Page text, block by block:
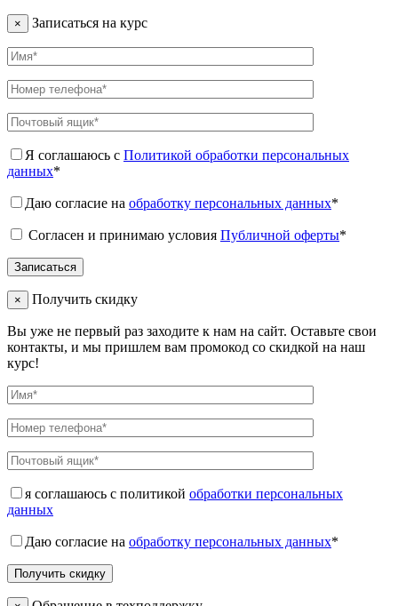
× Записаться на курс
Я соглашаюсь с Политикой обработки персональных
данных*
Даю согласие на обработку персональных данных*
Согласен и принимаю условия Публичной оферты*
× Получить скидку
Вы уже не первый раз заходите к нам на сайт. Оставьте свои
контакты, и мы пришлем вам промокод со скидкой на наш
курс!
я соглашаюсь с политикой обработки персональных
данных
Даю согласие на обработку персональных данных*